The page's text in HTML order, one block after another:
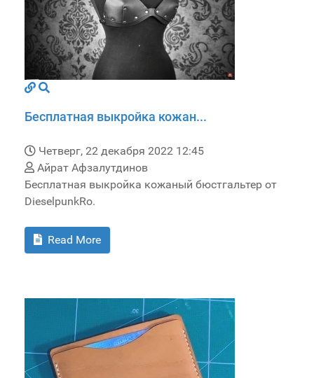
Бесплатная выкройка кожан...
Четверг, 22 декабря 2022 12:45
Айрат Афзалутдинов
Бесплатная выкройка кожаный бюстгальтер от
DieselpunkRo.
Read More